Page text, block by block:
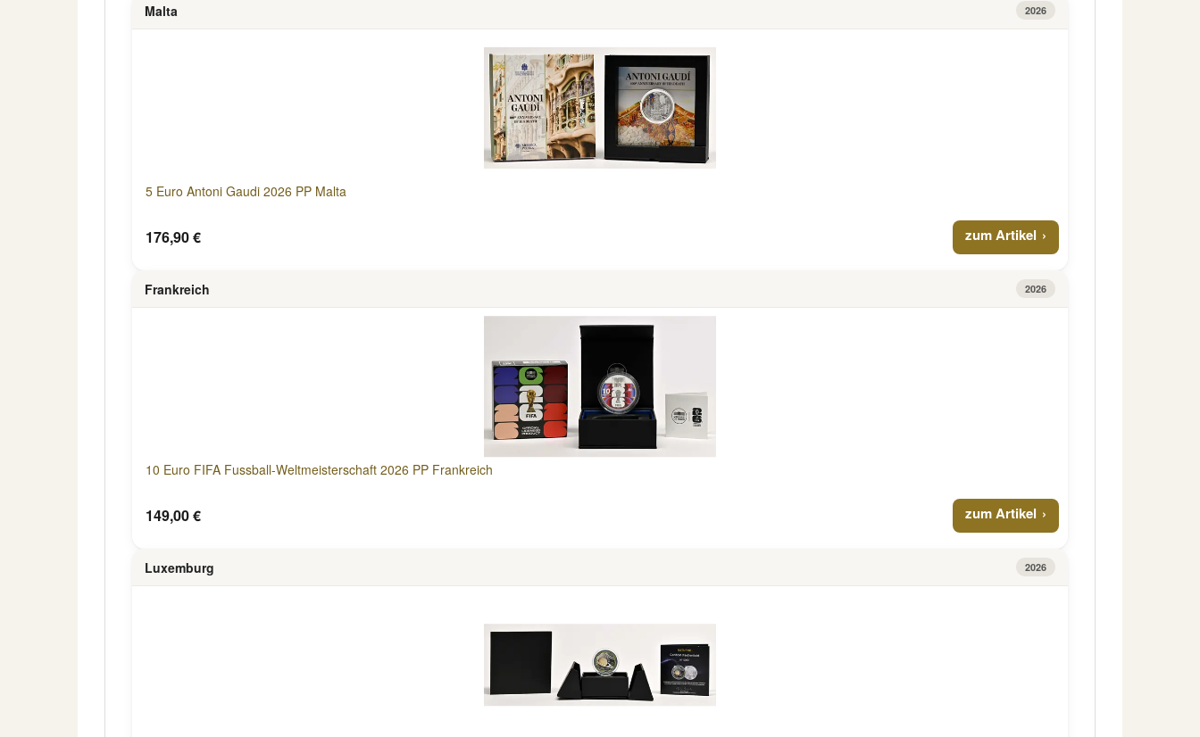
Malta 2026
5 Euro Antoni Gaudi 2026 PP Malta
176,90 € zum Artikel
Frankreich 2026
10 Euro FIFA Fussball-Weltmeisterschaft 2026 PP Frankreich
149,00 € zum Artikel
Luxemburg 2026